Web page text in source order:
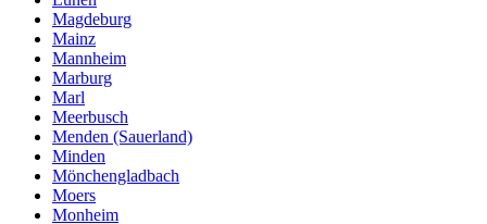
Magdeburg
Mainz
Mannheim
Marburg
Marl
Meerbusch
Menden (Sauerland)
Minden
Mönchengladbach
Moers
Monheim